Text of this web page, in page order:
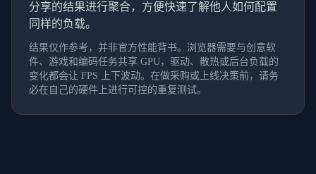
分享的结果进行聚合，方便快速了解他人如何配置
同样的负载。
结果仅作参考，并非官方性能背书。浏览器需要与创意软
件、游戏和编码任务共享 GPU，驱动、散热或后台负载的
变化都会让 FPS 上下波动。在做采购或上线决策前，请务
必在自己的硬件上进行可控的重复测试。